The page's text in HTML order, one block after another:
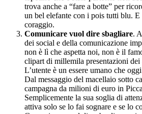
trova anche a “fare a botte” per
un bel elefante con i pois tutti blu. E
coraggio.
Comunicare vuol dire sbagliare.
dei social e della comunicazione
non è lì che aspetta noi, non è il
clipart di millemila presentazioni dei
L’utente è un essere umano che
Dal messaggio del macellaio sotto
campagna da milioni di euro in
Semplicemente la sua soglia di
attiva solo se lo fai sognare e se lo